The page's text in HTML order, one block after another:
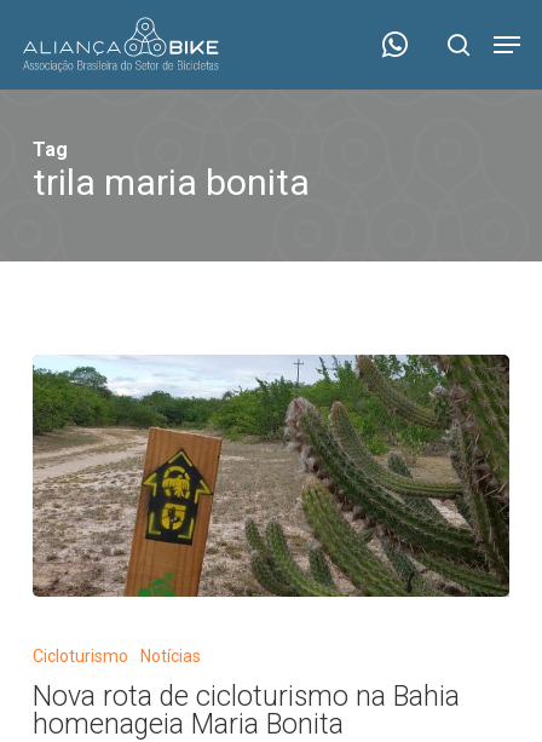
main
search
Tag
trila maria bonita
rota
cicloturismo
Cicloturismo Notícias
Nova rota de cicloturismo na Bahia
homenageia Maria Bonita